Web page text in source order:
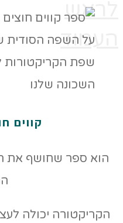
לראש
העמוד
קווים
הוא ספר שחושף את
הקריקטורה יכולה